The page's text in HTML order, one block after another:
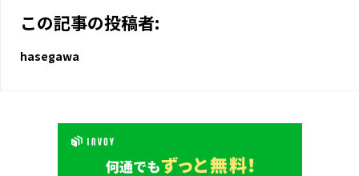
この記事の投稿者:
hasegawa